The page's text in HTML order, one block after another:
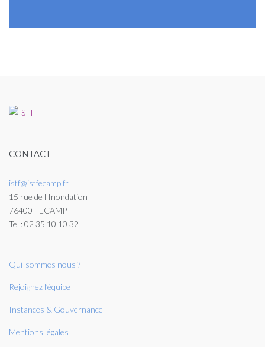
CONTACT
istf@istfecamp.fr
15 rue de l'Inondation
76400 FECAMP
Tel : 02 35 10 10 32
Qui-sommes nous ?
Rejoignez l’équipe
Instances & Gouvernance
Mentions légales